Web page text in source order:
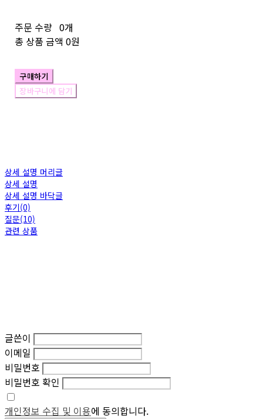
주문 수량 0개
총 상품 금액 0원
구매하기
장바구니에 담기
상세 설명 머리글
상세 설명
상세 설명 바닥글
후기(0)
질문(10)
관련 상품
글쓴이
이메일
비밀번호
비밀번호 확인
개인정보 수집 및 이용에 동의합니다.